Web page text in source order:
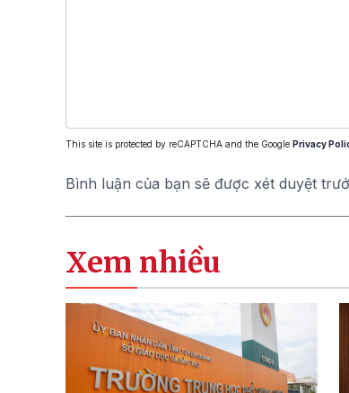
This site is protected by reCAPTCHA and the Google Privacy
Bình luận của bạn sẽ được xét duyệt
Xem nhiều